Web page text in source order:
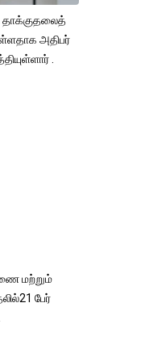
தாக்குதலைத்
அதிபர்
.
மற்றும்
பேர்